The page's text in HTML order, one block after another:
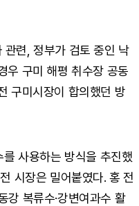
관련, 정부가 검토 중인 낙
우 구미 해평 취수장 공동
구미시장이 합의했던 방
사용하는 방식을 추진했
시장은 밀어붙였다. 홍 전
강 복류수·강변여과수 활